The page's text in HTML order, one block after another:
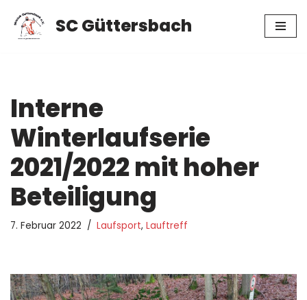
Zum
SC Güttersbach
Interne
Winterlaufserie
2021/2022 mit hoher
Beteiligung
7. Februar 2022 Laufsport, Lauftreff